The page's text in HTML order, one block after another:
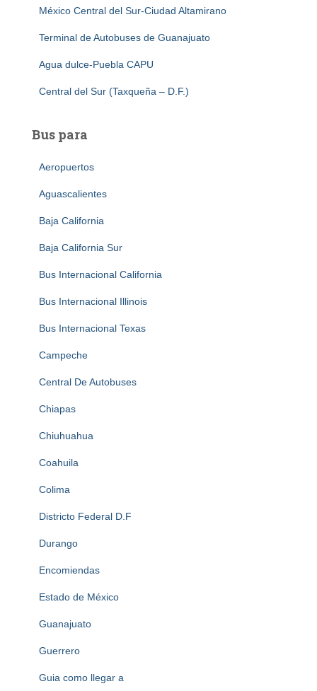
México Central del Sur-Ciudad Altamirano
Terminal de Autobuses de Guanajuato
Agua dulce-Puebla CAPU
Central del Sur (Taxqueña – D.F.)
Bus para
Aeropuertos
Aguascalientes
Baja California
Baja California Sur
Bus Internacional California
Bus Internacional Illinois
Bus Internacional Texas
Campeche
Central De Autobuses
Chiapas
Chiuhuahua
Coahuila
Colima
Districto Federal D.F
Durango
Encomiendas
Estado de México
Guanajuato
Guerrero
Guia como llegar a